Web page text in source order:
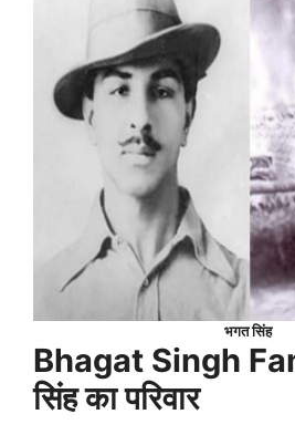
भगत सिंह
Bhagat Singh
सिंह का परिवार